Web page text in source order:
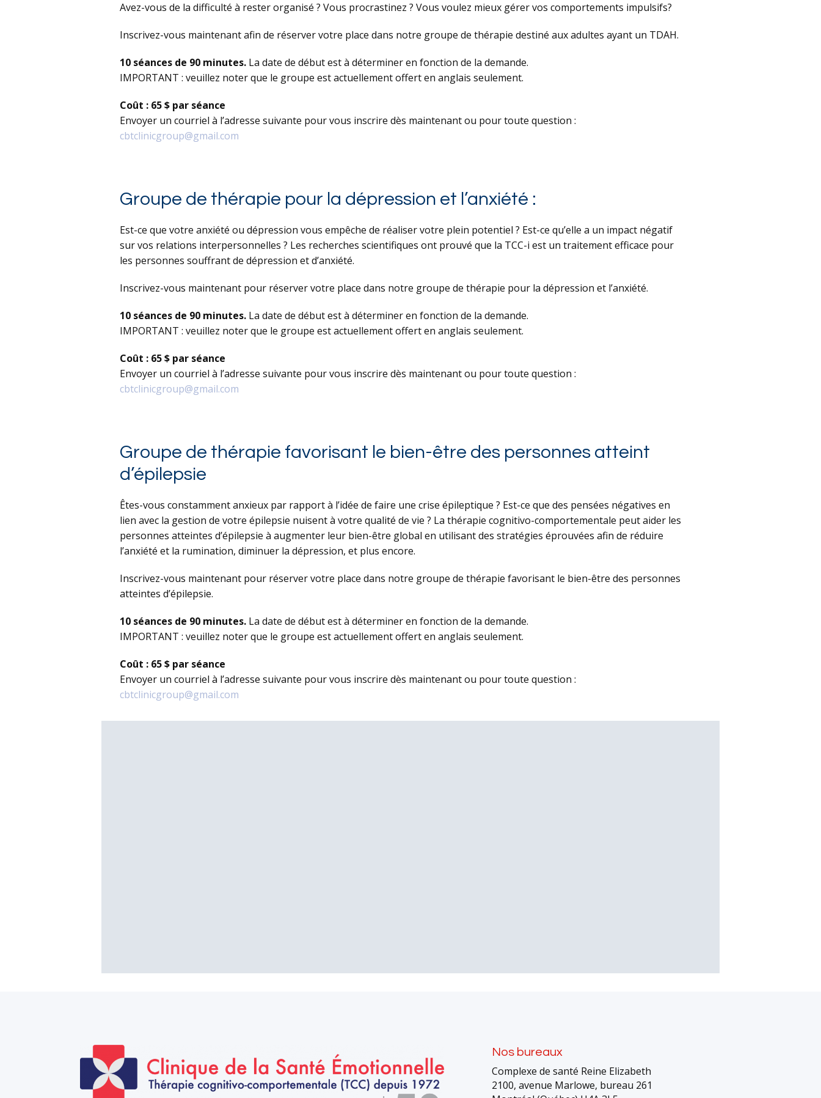
Avez-vous de la difficulté à rester organisé ? Vous procrastinez ? Vous voulez mieux gérer vos comportements impulsifs?
Inscrivez-vous maintenant afin de réserver votre place dans notre groupe de thérapie destiné aux adultes ayant un TDAH.
10 séances de 90 minutes. La date de début est à déterminer en fonction de la demande.
IMPORTANT : veuillez noter que le groupe est actuellement offert en anglais seulement.
Coût : 65 $ par séance
Envoyer un courriel à l’adresse suivante pour vous inscrire dès maintenant ou pour toute question :
cbtclinicgroup@gmail.com
Groupe de thérapie pour la dépression et l’anxiété :
Est-ce que votre anxiété ou dépression vous empêche de réaliser votre plein potentiel ? Est-ce qu’elle a un impact négatif
sur vos relations interpersonnelles ? Les recherches scientifiques ont prouvé que la TCC-i est un traitement efficace pour
les personnes souffrant de dépression et d’anxiété.
Inscrivez-vous maintenant pour réserver votre place dans notre groupe de thérapie pour la dépression et l’anxiété.
10 séances de 90 minutes. La date de début est à déterminer en fonction de la demande.
IMPORTANT : veuillez noter que le groupe est actuellement offert en anglais seulement.
Coût : 65 $ par séance
Envoyer un courriel à l’adresse suivante pour vous inscrire dès maintenant ou pour toute question :
cbtclinicgroup@gmail.com
Groupe de thérapie favorisant le bien-être des personnes atteint
d’épilepsie
Êtes-vous constamment anxieux par rapport à l’idée de faire une crise épileptique ? Est-ce que des pensées négatives en
lien avec la gestion de votre épilepsie nuisent à votre qualité de vie ? La thérapie cognitivo-comportementale peut aider les
personnes atteintes d’épilepsie à augmenter leur bien-être global en utilisant des stratégies éprouvées afin de réduire
l’anxiété et la rumination, diminuer la dépression, et plus encore.
Inscrivez-vous maintenant pour réserver votre place dans notre groupe de thérapie favorisant le bien-être des personnes
atteintes d’épilepsie.
10 séances de 90 minutes. La date de début est à déterminer en fonction de la demande.
IMPORTANT : veuillez noter que le groupe est actuellement offert en anglais seulement.
Coût : 65 $ par séance
Envoyer un courriel à l’adresse suivante pour vous inscrire dès maintenant ou pour toute question :
cbtclinicgroup@gmail.com
Nos bureaux
Complexe de santé Reine Elizabeth
2100, avenue Marlowe, bureau 261